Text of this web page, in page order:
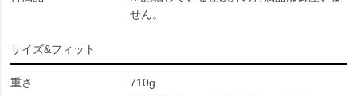
せん。
サイズ&フィット
重さ 710g